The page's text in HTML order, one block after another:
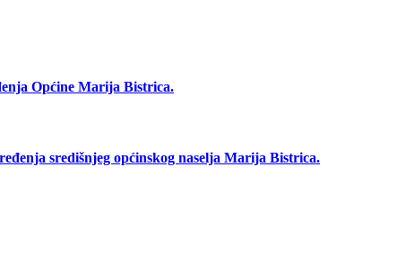
Općine Marija Bistrica.
središnjeg općinskog naselja Marija Bistrica.